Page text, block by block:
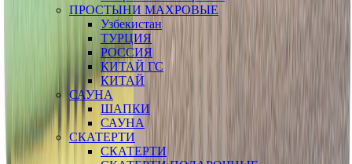
ПРОСТЫНИ МАХРОВЫЕ
Узбекистан
ТУРЦИЯ
РОССИЯ
КИТАЙ ГС
КИТАЙ
САУНА
ШАПКИ
САУНА
СКАТЕРТИ
СКАТЕРТИ